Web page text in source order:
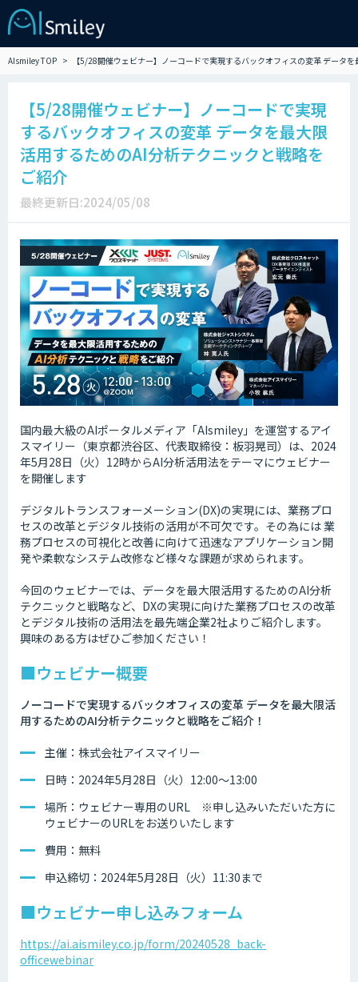
AIsmiley TOP 【5/28開催ウェビナー】ノーコードで実現するバックオフィスの変革 データ
【5/28開催ウェビナー】ノーコードで実現
するバックオフィスの変革 データを最大限
活用するためのAI分析テクニックと戦略を
ご紹介
最終更新日:2024/05/08
国内最大級のAIポータルメディア「AIsmiley」を運営するアイ
スマイリー（東京都渋谷区、代表取締役：板羽晃司）は、2024
年5月28日（火）12時からAI分析活用法をテーマにウェビナー
を開催します
デジタルトランスフォーメーション(DX)の実現には、業務プロ
セスの改革とデジタル技術の活用が不可欠です。その為には 業
務プロセスの可視化と改善に向けて迅速なアプリケーション開
発や柔軟なシステム改修など様々な課題が求められます。
今回のウェビナーでは、データを最大限活用するためのAI分析
テクニックと戦略など、DXの実現に向けた業務プロセスの改革
とデジタル技術の活用法を最先端企業2社よりご紹介します。
興味のある方はぜひご参加ください！
■ウェビナー概要
ノーコードで実現するバックオフィスの変革 データを最大限活
用するためのAI分析テクニックと戦略をご紹介！
主催：株式会社アイスマイリー
日時：2024年5月28日（火）12:00～13:00
場所：ウェビナー専用のURL ※申し込みいただいた方に
ウェビナーのURLをお送りいたします
費用：無料
申込締切：2024年5月28日（火）11:30まで
■ウェビナー申し込みフォーム
https://ai.aismiley.co.jp/form/20240528_back-
officewebinar